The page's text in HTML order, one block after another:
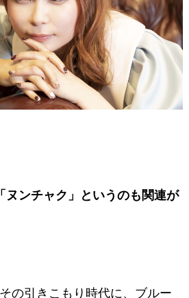
ンチャク」というのも関連が
の引きこもり時代に、ブルー